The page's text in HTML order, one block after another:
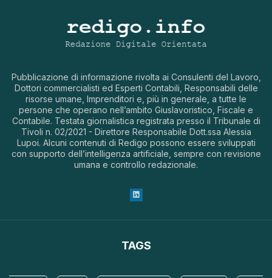
Pubblicazione di informazione rivolta ai Consulenti del Lavoro,
Dottori commercialisti ed Esperti Contabili, Responsabili delle
risorse umane, Imprenditori e, più in generale, a tutte le
persone che operano nell’ambito Giuslavoristico, Fiscale e
Contabile. Testata giornalistica registrata presso il Tribunale di
Tivoli n. 02/2021 - Direttore Responsabile Dott.ssa Alessia
Lupoi. Alcuni contenuti di Redigo possono essere sviluppati
con supporto dell’intelligenza artificiale, sempre con revisione
umana e controllo redazionale.
TAGS